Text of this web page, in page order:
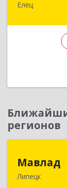
Елец
регионов
Мавлад
Липецк
398046,